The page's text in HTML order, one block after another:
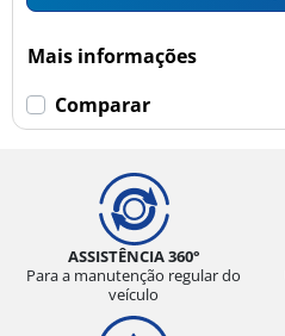
Mais informações
Comparar
ASSISTÊNCIA 360°
Para a manutenção regular do
veículo